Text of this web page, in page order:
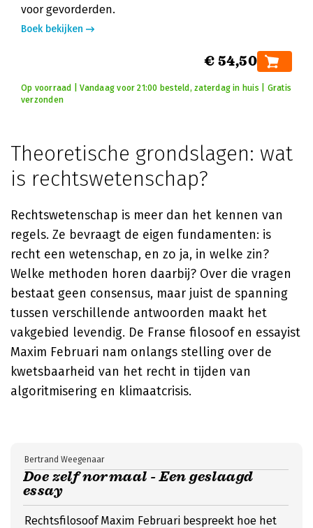
voor gevorderden.
Boek bekijken
€ 54,50
Op voorraad | Vandaag voor 21:00 besteld, zaterdag in huis | Gratis
verzonden
Theoretische grondslagen: wat
is rechtswetenschap?
Rechtswetenschap is meer dan het kennen van
regels. Ze bevraagt de eigen fundamenten: is
recht een wetenschap, en zo ja, in welke zin?
Welke methoden horen daarbij? Over die vragen
bestaat geen consensus, maar juist de spanning
tussen verschillende antwoorden maakt het
vakgebied levendig. De Franse filosoof en essayist
Maxim Februari nam onlangs stelling over de
kwetsbaarheid van het recht in tijden van
algoritmisering en klimaatcrisis.
Doe zelf normaal - Een geslaagd
essay
Bertrand Weegenaar
Rechtsfilosoof Maxim Februari bespreekt hoe het